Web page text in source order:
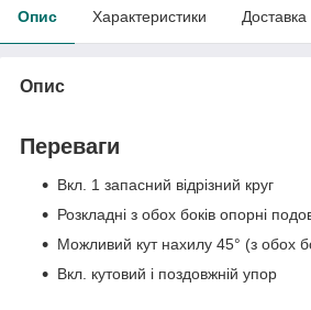
Опис Характеристики Доставка
Опис
Переваги
Вкл. 1 запасний відрізний круг
Розкладні з обох боків опорні
Можливий кут нахилу 45° (з обох
Вкл. кутовий і поздовжній упор